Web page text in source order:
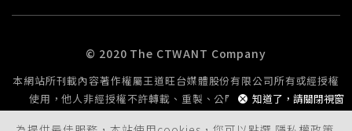
知道了，請關閉視窗
© 2020 The CTWANT Company
本網站所刊載內容著作權屬王道旺台媒體股份有限公司所有或經授權
使用，他人非經授權不許轉載、重製、公開播送或公開傳輸。